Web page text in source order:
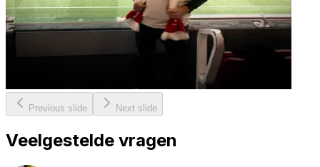
Previous slide Next slide
Veelgestelde vragen